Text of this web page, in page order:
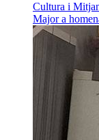
Cultura i
Major a